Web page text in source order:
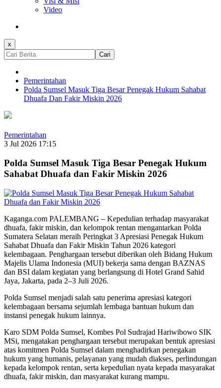
Video
x
Cari
Pemerintahan
Polda Sumsel Masuk Tiga Besar Penegak Hukum Sahabat
Dhuafa Dan Fakir Miskin 2026
Pemerintahan
3 Jul 2026 17:15
Polda Sumsel Masuk Tiga Besar Penegak Hukum
Sahabat Dhuafa dan Fakir Miskin 2026
Kaganga.com PALEMBANG – Kepedulian terhadap masyarakat
dhuafa, fakir miskin, dan kelompok rentan mengantarkan Polda
Sumatera Selatan meraih Peringkat 3 Apresiasi Penegak Hukum
Sahabat Dhuafa dan Fakir Miskin Tahun 2026 kategori
kelembagaan. Penghargaan tersebut diberikan oleh Bidang Hukum
Majelis Ulama Indonesia (MUI) bekerja sama dengan BAZNAS
dan BSI dalam kegiatan yang berlangsung di Hotel Grand Sahid
Jaya, Jakarta, pada 2–3 Juli 2026.
Polda Sumsel menjadi salah satu penerima apresiasi kategori
kelembagaan bersama sejumlah lembaga bantuan hukum dan
instansi penegak hukum lainnya.
Karo SDM Polda Sumsel, Kombes Pol Sudrajad Hariwibowo SIK
MSi, mengatakan penghargaan tersebut merupakan bentuk apresiasi
atas komitmen Polda Sumsel dalam menghadirkan penegakan
hukum yang humanis, pelayanan yang mudah diakses, perlindungan
kepada kelompok rentan, serta kepedulian nyata kepada masyarakat
dhuafa, fakir miskin, dan masyarakat kurang mampu.